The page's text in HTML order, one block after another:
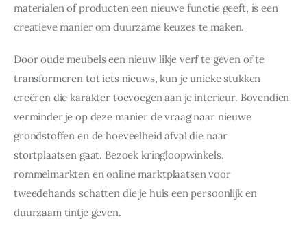
materialen of producten een nieuwe functie geeft, is een
creatieve manier om duurzame keuzes te maken.
Door oude meubels een nieuw likje verf te geven of te
transformeren tot iets nieuws, kun je unieke stukken
creëren die karakter toevoegen aan je interieur. Bovendien
verminder je op deze manier de vraag naar nieuwe
grondstoffen en de hoeveelheid afval die naar
stortplaatsen gaat. Bezoek kringloopwinkels,
rommelmarkten en online marktplaatsen voor
tweedehands schatten die je huis een persoonlijk en
duurzaam tintje geven.